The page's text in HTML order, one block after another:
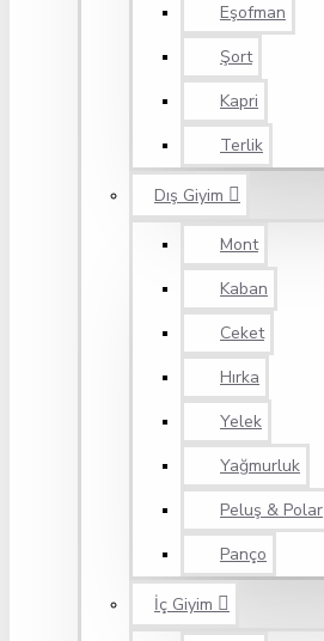
Eşofman
Şort
Kapri
Terlik
Dış Giyim
Mont
Kaban
Ceket
Hırka
Yelek
Yağmurluk
Peluş & Polar
Panço
İç Giyim